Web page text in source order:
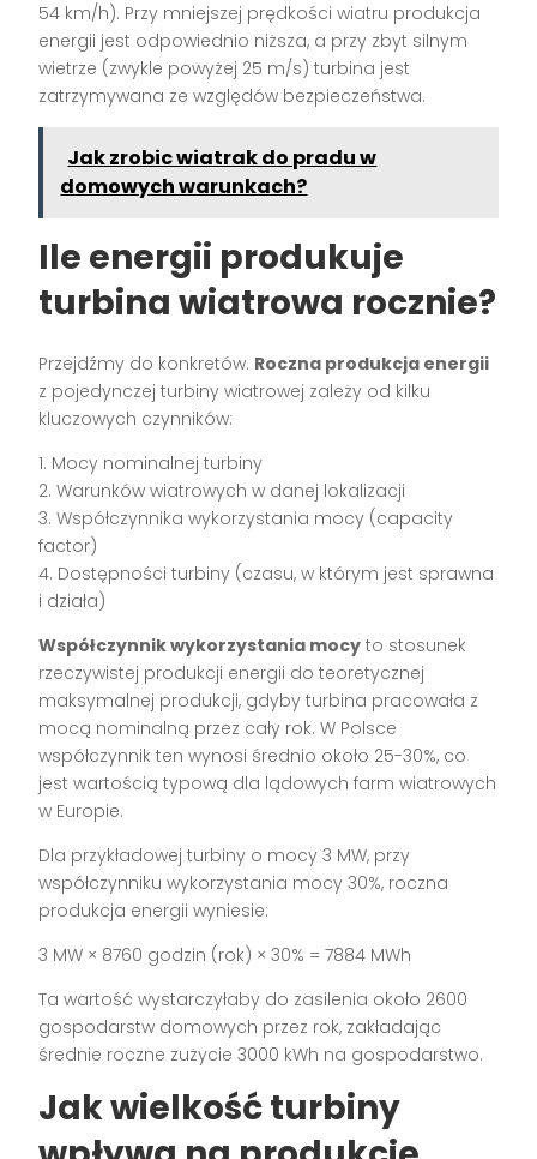
54 km/h). Przy mniejszej prędkości wiatru produkcja
energii jest odpowiednio niższa, a przy zbyt silnym
wietrze (zwykle powyżej 25 m/s) turbina jest
zatrzymywana ze względów bezpieczeństwa.
Jak zrobic wiatrak do pradu w
domowych warunkach?
Ile energii produkuje
turbina wiatrowa rocznie?
Przejdźmy do konkretów. Roczna produkcja energii
z pojedynczej turbiny wiatrowej zależy od kilku
kluczowych czynników:
1. Mocy nominalnej turbiny
2. Warunków wiatrowych w danej lokalizacji
3. Współczynnika wykorzystania mocy (capacity
factor)
4. Dostępności turbiny (czasu, w którym jest sprawna
i działa)
Współczynnik wykorzystania mocy to stosunek
rzeczywistej produkcji energii do teoretycznej
maksymalnej produkcji, gdyby turbina pracowała z
mocą nominalną przez cały rok. W Polsce
współczynnik ten wynosi średnio około 25-30%, co
jest wartością typową dla lądowych farm wiatrowych
w Europie.
Dla przykładowej turbiny o mocy 3 MW, przy
współczynniku wykorzystania mocy 30%, roczna
produkcja energii wyniesie:
3 MW × 8760 godzin (rok) × 30% = 7884 MWh
Ta wartość wystarczyłaby do zasilenia około 2600
gospodarstw domowych przez rok, zakładając
średnie roczne zużycie 3000 kWh na gospodarstwo.
Jak wielkość turbiny